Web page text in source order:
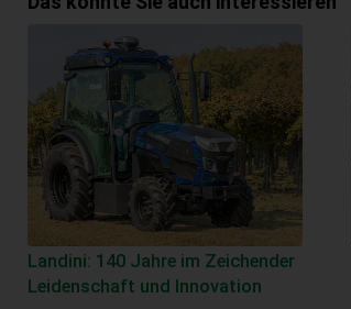
Landini: 140 Jahre im Zeichender
Leidenschaft und Innovation